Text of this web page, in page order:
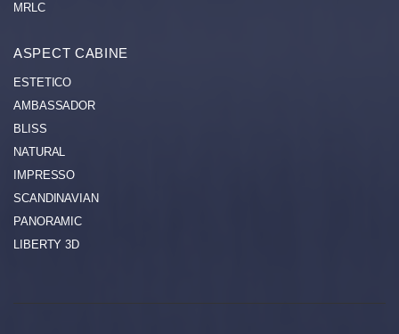
MRLC
ASPECT СABINE
ESTETICO
AMBASSADOR
BLISS
NATURAL
IMPRESSO
SCANDINAVIAN
PANORAMIC
LIBERTY 3D